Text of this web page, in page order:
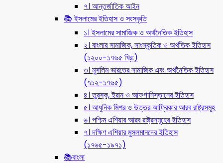
৭। আন্তর্জাতিক আইন
📚 ইসলামের ইতিহাস ও সংস্কৃতি
১। ইসলামের সামাজিক ও অর্থনৈতিক ইতিহাস
২। বাংলার সামাজিক, সাংস্কৃতিক ও অর্থতিক ইতিহাস
(১২০০-১৭৬৫ খ্রি:)
৩। মুসলিম ভারতের সামাজিক এবং অর্থনৈতিক ইতিহাস
(৭১২-১৭৬৫)
৪। তুরস্ক, ইরান ও আফগানিস্তানের ইতিহাস
৫। আধুনিক মিশর ও উত্তর আফ্রিকার আরব রাষ্ট্রসমূহ
৬। পশ্চিম এশিয়ার আরব রাষ্ট্রসমূহের ইতিহাস
৭। দক্ষিণ এশিয়ার মুসলমানদের ইতিহাস
(১৭৬৫-১৯৭১)
📚বাংলা